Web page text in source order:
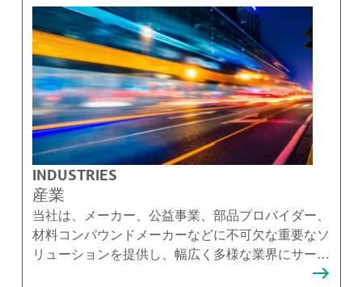
INDUSTRIES
産業
当社は、メーカー、公益事業、部品プロバイダー、
材料コンパウンドメーカーなどに不可欠な重要なソ
リューションを提供し、幅広く多様な業界にサービ